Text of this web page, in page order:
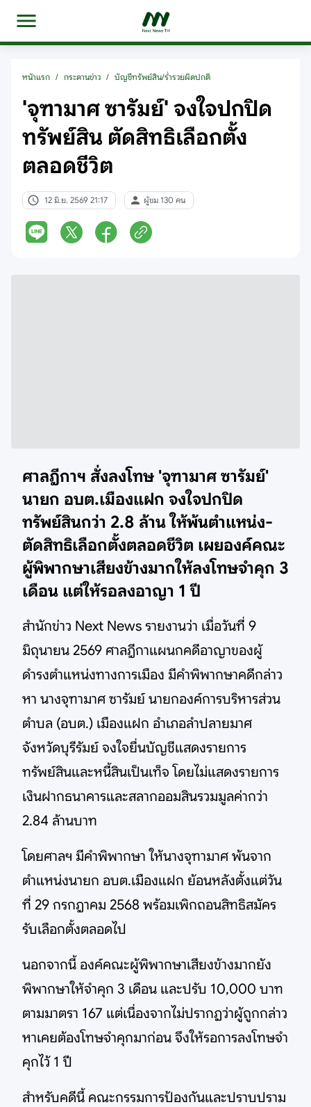
หน้าแรก / กระดานข่าว / บัญชีทรัพย์สิน/ร่ำรวยผิดปกติ
'จุฑามาศ ซารัมย์' จงใจปกปิด
ทรัพย์สิน ตัดสิทธิเลือกตั้ง
ตลอดชีวิต
12 มิ.ย. 2569 21:17 ผู้ชม 130 คน
ศาลฎีกาฯ สั่งลงโทษ 'จุฑามาศ ซารัมย์'
นายก อบต.เมืองแฝก จงใจปกปิด
ทรัพย์สินกว่า 2.8 ล้าน ให้พ้นตำแหน่ง-
ตัดสิทธิเลือกตั้งตลอดชีวิต เผยองค์คณะ
ผู้พิพากษาเสียงข้างมากให้ลงโทษจำคุก 3
เดือน แต่ให้รอลงอาญา 1 ปี
สำนักข่าว Next News รายงานว่า เมื่อวันที่ 9
มิถุนายน 2569 ศาลฎีกาแผนกคดีอาญาของผู้
ดำรงตำแหน่งทางการเมือง มีคำพิพากษาคดีกล่าว
หา นางจุฑามาศ ซารัมย์ นายกองค์การบริหารส่วน
ตำบล (อบต.) เมืองแฝก อำเภอลำปลายมาศ
จังหวัดบุรีรัมย์ จงใจยื่นบัญชีแสดงรายการ
ทรัพย์สินและหนี้สินเป็นเท็จ โดยไม่แสดงรายการ
เงินฝากธนาคารและสลากออมสินรวมมูลค่ากว่า
2.84 ล้านบาท
โดยศาลฯ มีคำพิพากษา ให้นางจุฑามาศ พ้นจาก
ตำแหน่งนายก อบต.เมืองแฝก ย้อนหลังตั้งแต่วัน
ที่ 29 กรกฎาคม 2568 พร้อมเพิกถอนสิทธิสมัคร
รับเลือกตั้งตลอดไป
นอกจากนี้ องค์คณะผู้พิพากษาเสียงข้างมากยัง
พิพากษาให้จำคุก 3 เดือน และปรับ 10,000 บาท
ตามมาตรา 167 แต่เนื่องจากไม่ปรากฏว่าผู้ถูกกล่าว
หาเคยต้องโทษจำคุกมาก่อน จึงให้รอการลงโทษจำ
คุกไว้ 1 ปี
สำหรับคดีนี้ คณะกรรมการป้องกันและปราบปราม